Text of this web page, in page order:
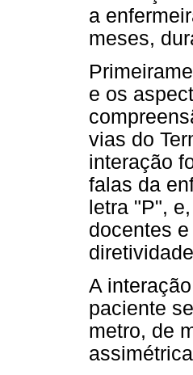
a
meses,
e os
vias do
interação
falas da
letra "P",
docentes
A
paciente
metro, de